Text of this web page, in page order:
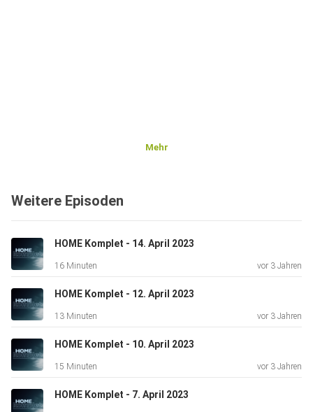
Mehr
Weitere Episoden
HOME Komplet - 14. April 2023
16 Minuten vor 3 Jahren
HOME Komplet - 12. April 2023
13 Minuten vor 3 Jahren
HOME Komplet - 10. April 2023
15 Minuten vor 3 Jahren
HOME Komplet - 7. April 2023